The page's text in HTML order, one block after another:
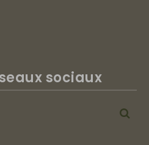
sociaux